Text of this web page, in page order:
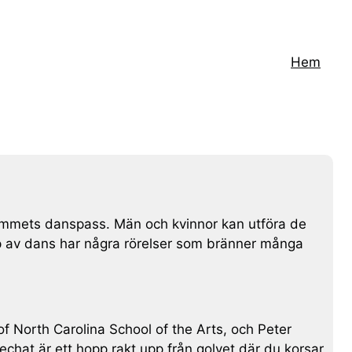
Hem
danspass. Män och kvinnor kan utföra de
dans har några rörelser som bränner många
North Carolina School of the Arts, och Peter
är ett hopp rakt upp från golvet där du korsar